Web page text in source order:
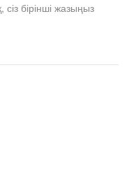
сіз бірінші жазыңыз